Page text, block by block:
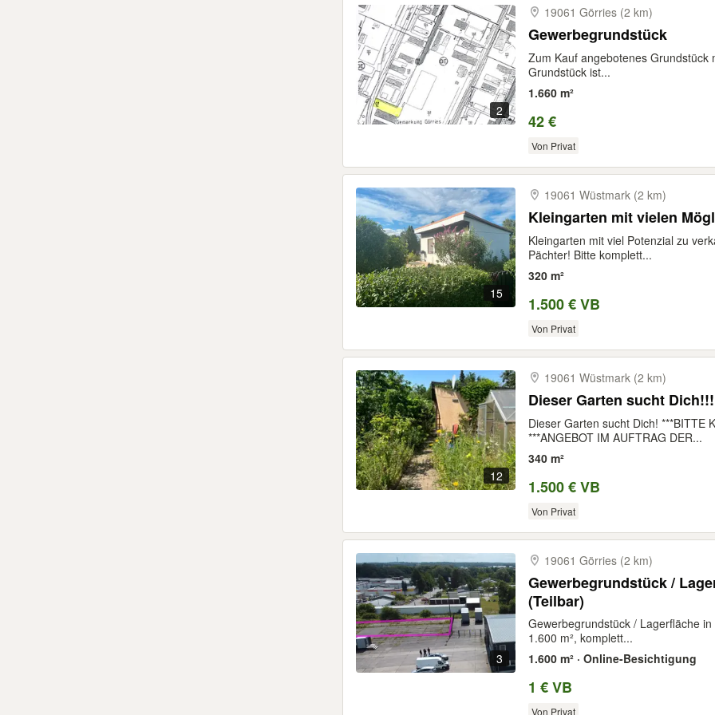
2
19061 Görries (2 km)
Gewerbegrundstück
Zum Kauf angebotenes
Grundstück ist...
1.660 m²
42 €
Von Privat
15
19061 Wüstmark (2 km)
Kleingarten mit vielen
Kleingarten mit viel Potenzial zu
Pächter! Bitte komplett...
320 m²
1.500 € VB
Von Privat
12
19061 Wüstmark (2 km)
Dieser Garten sucht Dich!!!
Dieser Garten sucht Dich! ***BITTE
***ANGEBOT IM AUFTRAG DER...
340 m²
1.500 € VB
Von Privat
3
19061 Görries (2 km)
Gewerbegrundstück /
(Teilbar)
Gewerbegrundstück / Lagerfläche
1.600 m², komplett...
1.600 m² · Online-Besichtigung
1 € VB
Von Privat